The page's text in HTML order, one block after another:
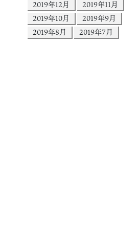
2019年12月
2019年11月
2019年10月
2019年9月
2019年8月
2019年7月